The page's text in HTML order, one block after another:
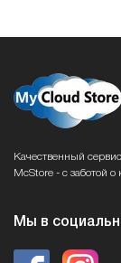
Качественный
McStore - с заботой о
Мы в